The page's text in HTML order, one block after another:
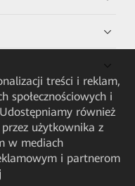
treści i reklam,
społecznościowych i
również
użytkownika z
w mediach
i partnerom